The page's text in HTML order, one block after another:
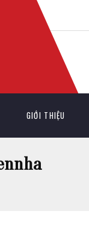
GIỚI THIỆU